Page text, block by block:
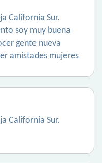
California Sur.
soy muy buena
gente nueva
amistades mujeres
California Sur.